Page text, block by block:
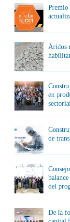
Premio
Áridos
en
sectorial
de
del
De la